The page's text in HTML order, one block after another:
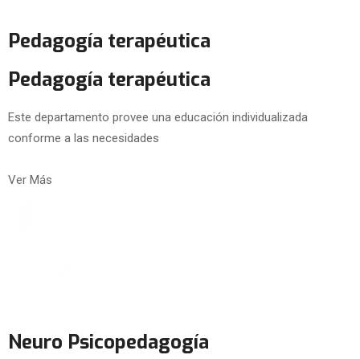
Pedagogía terapéutica
Pedagogía terapéutica
Este departamento provee una educación individualizada
conforme a las necesidades
Ver Más
Neuro Psicopedagogía